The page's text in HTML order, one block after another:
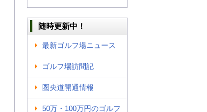
随時更新中！
最新ゴルフ場ニュース
ゴルフ場訪問記
圏央道開通情報
50万・100万円のゴルフ